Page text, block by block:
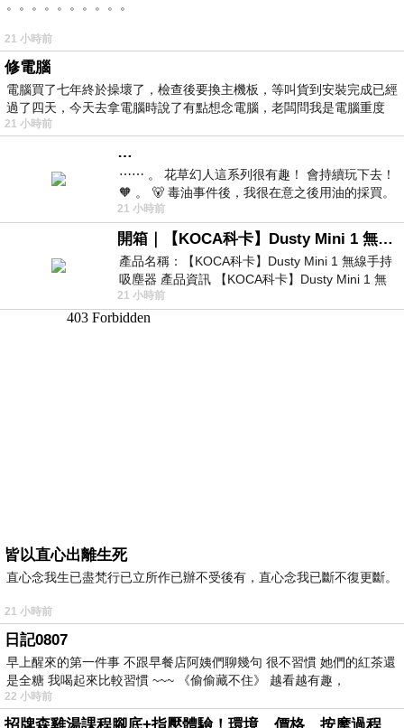
。。。。。。。。。。
21 小時前
修電腦
電腦買了七年終於操壞了，檢查後要換主機板，等叫貨到安裝完成已經
過了四天，今天去拿電腦時說了有點想念電腦，老闆問我是電腦重度
21 小時前
…
⋯⋯ 。 花草幻人這系列很有趣！ 會持續玩下去！
🧡 。 🐻 毒油事件後，我很在意之後用油的採買。
前天購買了我之前就很愛
21 小時前
開箱｜【KOCA科卡】Dusty Mini 1 無線手持吸塵器
產品名稱：【KOCA科卡】Dusty Mini 1 無線手持
吸塵器 產品資訊 【KOCA科卡】Dusty Mini 1 無
線手持吸塵器評語： 能吸、能吹兼具兩
21 小時前
皆以直心出離生死
直心念我生已盡梵行已立所作已辦不受後有，直心念我已斷不復更斷。
21 小時前
日記0807
早上醒來的第一件事 不跟早餐店阿姨們聊幾句 很不習慣 她們的紅茶還
是全糖 我喝起來比較習慣 ~~~ 《偷偷藏不住》 越看越有趣，
22 小時前